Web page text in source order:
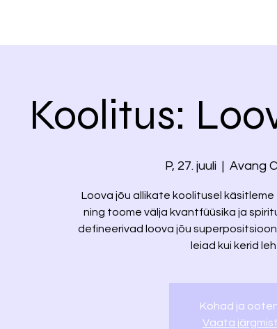
Koolitus:
P, 27. juuli
  |
Avang
Loova jõu allikate koolitusel käsitleme
ning toome välja kvantfüüsika ja
defineerivad loova jõu
leiad kui kerid
Kohad ja
Vaata